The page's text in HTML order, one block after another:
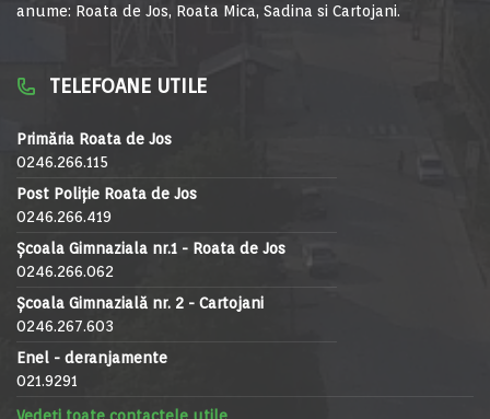
anume: Roata de Jos, Roata Mica, Sadina si Cartojani.
TELEFOANE UTILE
Primăria Roata de Jos
0246.266.115
Post Poliție Roata de Jos
0246.266.419
Școala Gimnaziala nr.1 - Roata de Jos
0246.266.062
Școala Gimnazială nr. 2 - Cartojani
0246.267.603
Enel - deranjamente
021.9291